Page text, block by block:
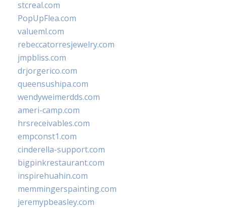
stcreal.com
PopUpFlea.com
valueml.com
rebeccatorresjewelry.com
jmpbliss.com
drjorgerico.com
queensushipa.com
wendyweimerdds.com
ameri-camp.com
hrsreceivables.com
empconst1.com
cinderella-support.com
bigpinkrestaurant.com
inspirehuahin.com
memmingerspainting.com
jeremypbeasley.com